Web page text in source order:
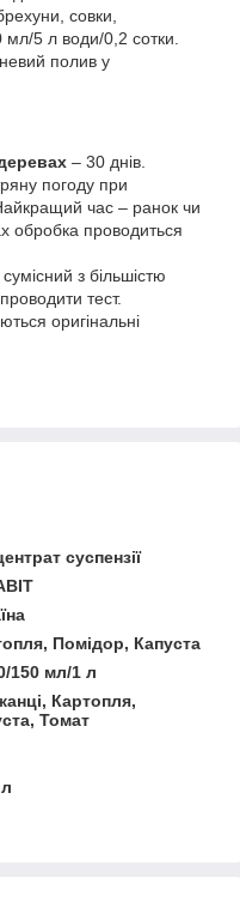
совки,
мл/5 л води/0,2 сотки.
полив у
– 30 днів.
погоду при
час – ранок чи
обробка проводиться
з більшістю
тест.
оригінальні
суспензії
Помідор, Капуста
150 мл/1 л
Картопля,
Томат